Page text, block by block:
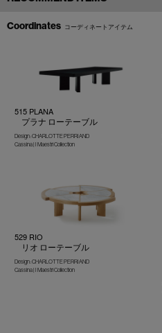
Coordinates コーディネートアイテム
515 PLANA
プラナ ローテーブル
Design : CHARLOTTE PERRIAND
Cassina | I Maestri Collection
529 RIO
リオ ローテーブル
Design : CHARLOTTE PERRIAND
Cassina | I Maestri Collection